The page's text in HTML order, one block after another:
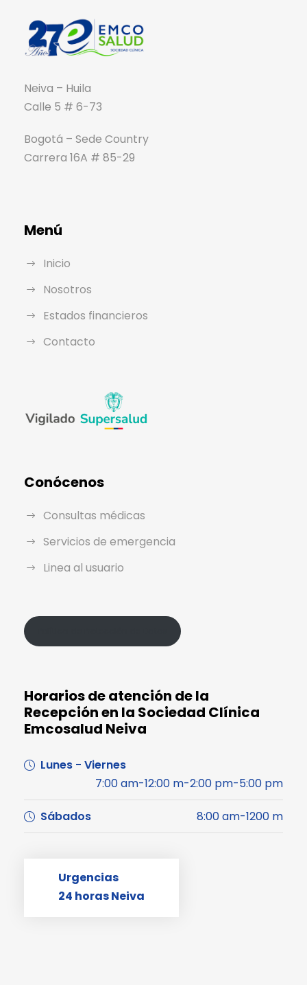
Neiva – Huila
Calle 5 # 6-73
Bogotá – Sede Country
Carrera 16A # 85-29
Menú
Inicio
Nosotros
Estados financieros
Contacto
Conócenos
Consultas médicas
Servicios de emergencia
Linea al usuario
Horarios de atención de la
Recepción en la Sociedad Clínica
Emcosalud Neiva
Lunes - Viernes
7:00 am-12:00 m-2:00 pm-5:00 pm
Sábados 8:00 am-1200 m
Urgencias
24 horas Neiva